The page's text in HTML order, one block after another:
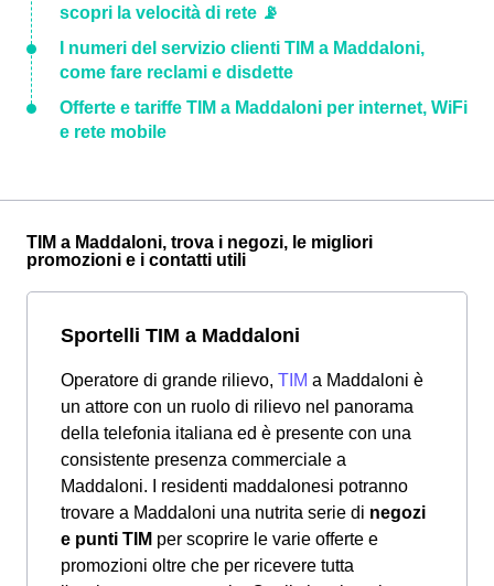
scopri la velocità di rete 📡
I numeri del servizio clienti TIM a Maddaloni,
come fare reclami e disdette
Offerte e tariffe TIM a Maddaloni per internet, WiFi
e rete mobile
TIM a Maddaloni, trova i negozi, le migliori
promozioni e i contatti utili
Sportelli TIM a Maddaloni
Operatore di grande rilievo, TIM a Maddaloni è
un attore con un ruolo di rilievo nel panorama
della telefonia italiana ed è presente con una
consistente presenza commerciale a
Maddaloni. I residenti maddalonesi potranno
trovare a Maddaloni una nutrita serie di negozi
e punti TIM per scoprire le varie offerte e
promozioni oltre che per ricevere tutta